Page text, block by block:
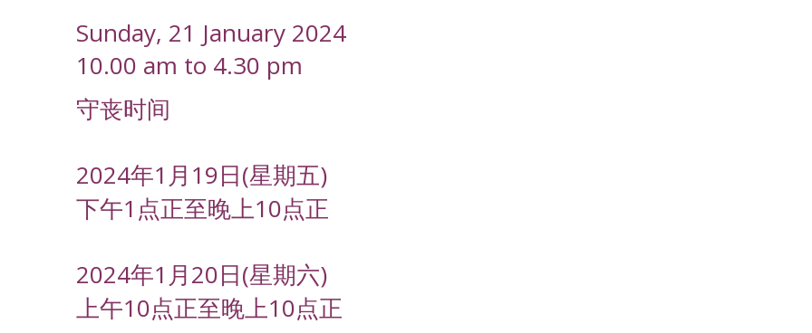
Sunday, 21 January 2024
10.00 am to 4.30 pm
守丧时间
2024年1月19日(星期五)
下午1点正至晚上10点正
2024年1月20日(星期六)
上午10点正至晚上10点正